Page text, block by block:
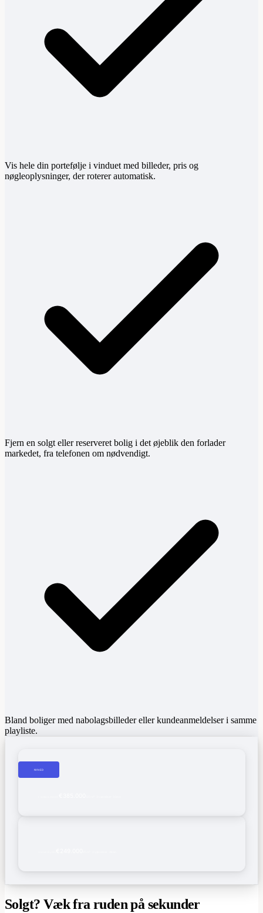
Vis hele din portefølje i vinduet med billeder, pris og
nøgleoplysninger, der roterer automatisk.
Fjern en solgt eller reserveret bolig i det øjeblik den forlader
markedet, fra telefonen om nødvendigt.
Bland boliger med nabolagsbilleder eller kundeanmeldelser i samme
playliste.
NYHED
Solgt? Væk fra ruden på sekunder